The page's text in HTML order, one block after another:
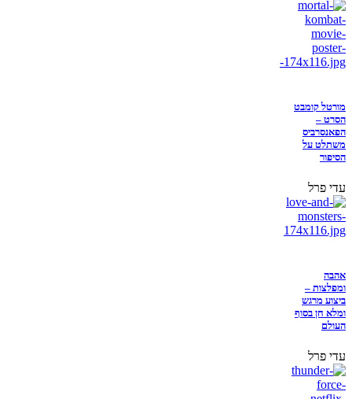
מורטל קומבט
הסרט –
הפאנסרביס
משתלט על
הסיפור
עדי פרל
אהבה
ומפלצות –
ביצוע מרגש
ומלא חן בסוף
העולם
עדי פרל